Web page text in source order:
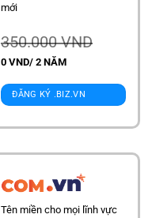
mới
350.000 VND
0 VND/ 2 NĂM
ĐĂNG KÝ .BIZ.VN
Tên miền cho mọi lĩnh vực